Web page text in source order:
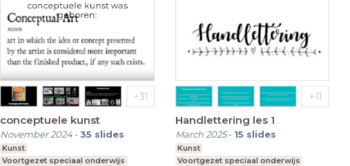
conceptuele kunst
November 2024-35 slides
Kunst
Voortgezet speciaal onderwijs
Handlettering les 1
March 2025- 15 slides
Kunst
Voortgezet speciaal onderwijs